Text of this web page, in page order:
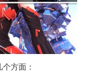
方面：